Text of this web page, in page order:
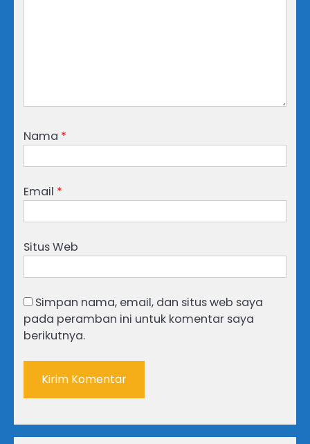
Nama *
Email *
Situs Web
Simpan nama, email, dan situs web saya
pada peramban ini untuk komentar saya
berikutnya.